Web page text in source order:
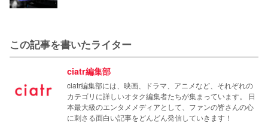
この記事を書いたライター
ciatr編集部
ciatr編集部には、映画、ドラマ、アニメなど、それぞれの
カテゴリに詳しいオタク編集者たちが集まっています。 日
本最大級のエンタメメディアとして、ファンの皆さんの心
に刺さる面白い記事をどんどん発信していきます！